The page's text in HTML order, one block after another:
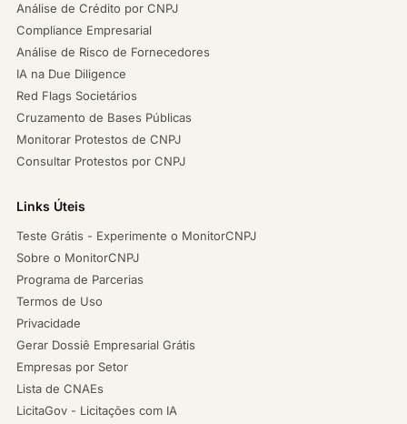
Análise de Crédito por CNPJ
Compliance Empresarial
Análise de Risco de Fornecedores
IA na Due Diligence
Red Flags Societários
Cruzamento de Bases Públicas
Monitorar Protestos de CNPJ
Consultar Protestos por CNPJ
Links Úteis
Teste Grátis - Experimente o MonitorCNPJ
Sobre o MonitorCNPJ
Programa de Parcerias
Termos de Uso
Privacidade
Gerar Dossiê Empresarial Grátis
Empresas por Setor
Lista de CNAEs
LicitaGov - Licitações com IA